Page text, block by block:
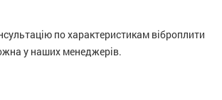
по характеристикам віброплити
у наших менеджерів.